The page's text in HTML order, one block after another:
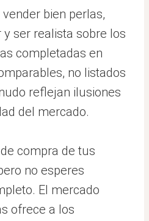
bien perlas,
ser realista sobre los
completadas en
no listados
reflejan ilusiones
del mercado.
compra de tus
no esperes
El mercado
ofrece a los